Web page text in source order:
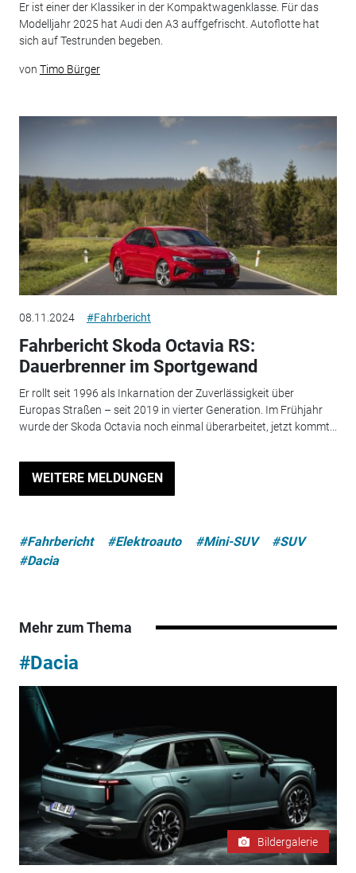
Er ist einer der Klassiker in der Kompaktwagenklasse. Für das
Modelljahr 2025 hat Audi den A3 auffgefrischt. Autoflotte hat
sich auf Testrunden begeben.
von Timo Bürger
08.11.2024 #Fahrbericht
Fahrbericht Skoda Octavia RS:
Dauerbrenner im Sportgewand
Er rollt seit 1996 als Inkarnation der Zuverlässigkeit über
Europas Straßen – seit 2019 in vierter Generation. Im Frühjahr
wurde der Skoda Octavia noch einmal überarbeitet, jetzt kommt...
WEITERE MELDUNGEN
#Fahrbericht #Elektroauto #Mini-SUV
#SUV
#Dacia
Mehr zum Thema
#Dacia
Bildergalerie